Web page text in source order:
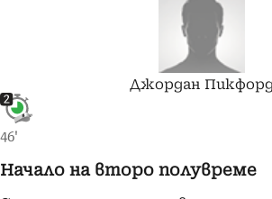
Джордан Пикфорд
46'
Начало на второ полувреме